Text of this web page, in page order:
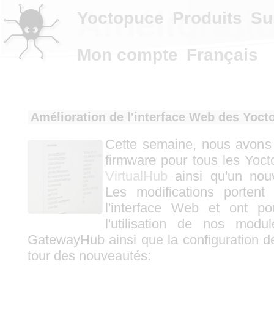
Amélioration de l'interface Web des
Cette semaine, nous
firmware pour tous les
VirtualHub ainsi qu'un
Les modifications portent
l'interface Web et ont
l'utilisation de nos
GatewayHub ainsi que la configuration
tour des nouveautés:
Yoctopuce Produits
Mon compte Français